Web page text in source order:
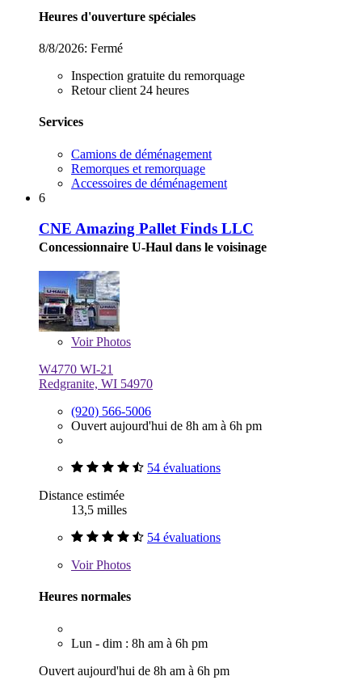
Heures d'ouverture spéciales
8/8/2026: Fermé
Inspection gratuite du remorquage
Retour client 24 heures
Services
Camions de déménagement
Remorques et remorquage
Accessoires de déménagement
6
CNE Amazing Pallet Finds LLC
Concessionnaire U-Haul dans le voisinage
VoirPhotos
W4770 WI-21
Redgranite, WI 54970
(920) 566-5006
Ouvert aujourd'hui de 8h am à 6h pm
54 évaluations
Distance estimée
13,5 milles
54 évaluations
VoirPhotos
Heures normales
Lun - dim : 8h am à 6h pm
Ouvert aujourd'hui de 8h am à 6h pm